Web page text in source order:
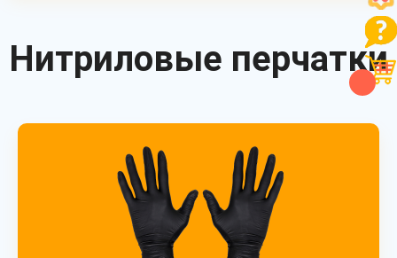
Нитриловые перчатки